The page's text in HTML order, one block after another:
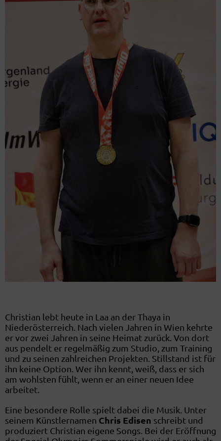
Christian lebt heute in Laa an der Thaya in
Niederösterreich. Nach vielen Jahren in Wien kehrte
er vor zwei Jahren in seine Heimat zurück. Von dort
aus pendelt er regelmäßig zum Studio, zum Training
und zu seinen zahlreichen Projekten. Stillstand ist für
ihn keine Option. Wer ihn kennt, weiß, dass er sich
am wohlsten fühlt, wenn er an einer neuen Idee
arbeitet.
Eine besondere Rolle spielt dabei die Musik. Unter
seinem Künstlernamen Chris Edisen schreibt und
produziert Christian eigene Songs. Bei der Eröffnung